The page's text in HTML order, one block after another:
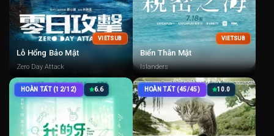
VIETSUB
Lỗ Hổng Bảo Mật
Zero Day Attack
VIETSUB
Biển Thân Mật
Islanders
HOÀN TẤT (12/12) 6.6 HOÀN TẤT (45/45) 10.0